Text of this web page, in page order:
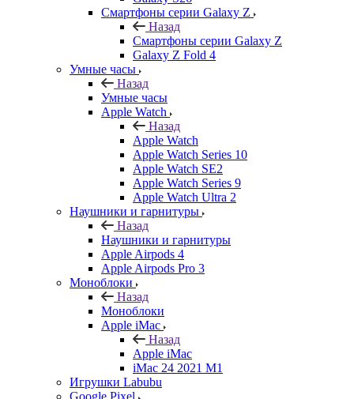
Смартфоны серии Galaxy Z
Назад
Смартфоны серии Galaxy Z
Galaxy Z Fold 4
Умные часы
Назад
Умные часы
Apple Watch
Назад
Apple Watch
Apple Watch Series 10
Apple Watch SE2
Apple Watch Series 9
Apple Watch Ultra 2
Наушники и гарнитуры
Назад
Наушники и гарнитуры
Apple Airpods 4
Apple Airpods Pro 3
Моноблоки
Назад
Моноблоки
Apple iMac
Назад
Apple iMac
iMac 24 2021 M1
Игрушки Labubu
Google Pixel